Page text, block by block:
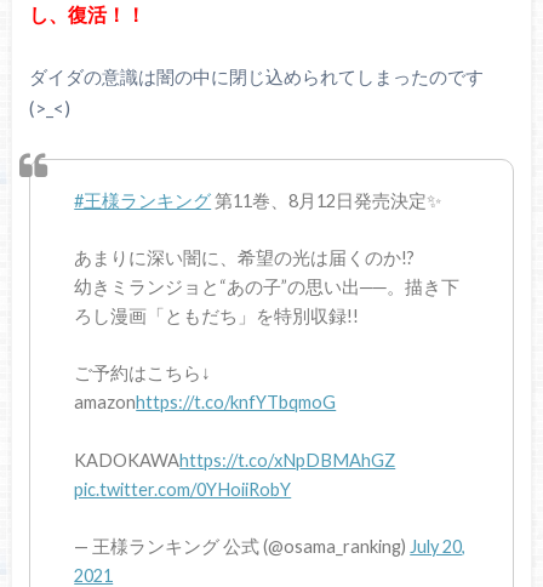
し、復活！！
ダイダの意識は闇の中に閉じ込められてしまったのです
(>_<)
#王様ランキング第11巻、8月12日発売決定✨
あまりに深い闇に、希望の光は届くのか!?
幼きミランジョと“あの子”の思い出──。描き下
ろし漫画「ともだち」を特別収録!!
ご予約はこちら↓
amazonhttps://t.co/knfYTbqmoG
KADOKAWAhttps://t.co/xNpDBMAhGZ
pic.twitter.com/0YHoiiRobY
— 王様ランキング 公式 (@osama_ranking) July 20,
2021